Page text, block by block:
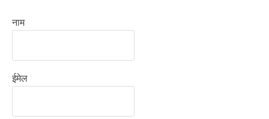
नाम
ईमेल